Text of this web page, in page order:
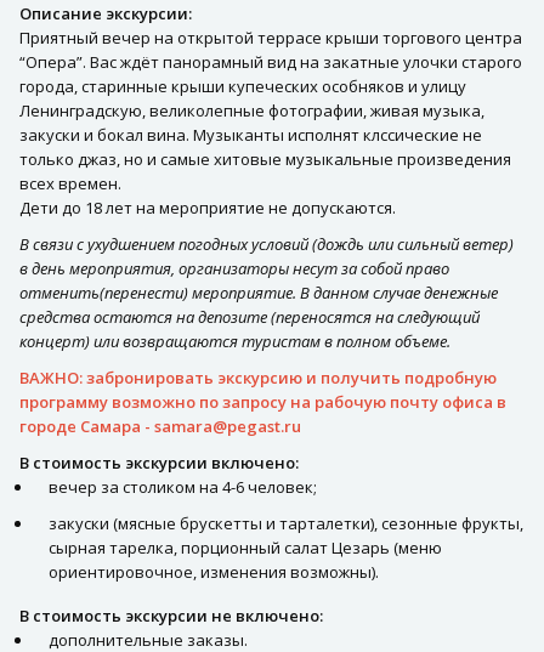
Описание экскурсии:
Приятный вечер на открытой террасе крыши торгового центра
“Опера”. Вас ждёт панорамный вид на закатные улочки старого
города, старинные крыши купеческих особняков и улицу
Ленинградскую, великолепные фотографии, живая музыка,
закуски и бокал вина. Музыканты исполнят клссические не
только джаз, но и самые хитовые музыкальные произведения
всех времен.
Дети до 18 лет на мероприятие не допускаются.
В связи с ухудшением погодных условий (дождь или сильный ветер)
в день мероприятия, организаторы несут за собой право
отменить(перенести) мероприятие. В данном случае денежные
средства остаются на депозите (переносятся на следующий
концерт) или возвращаются туристам в полном объеме.
ВАЖНО: забронировать экскурсию и получить подробную
программу возможно по запросу на рабочую почту офиса в
городе Самара - samara@pegast.ru
В стоимость экскурсии включено:
вечер за столиком на 4-6 человек;
закуски (мясные брускетты и тарталетки), сезонные фрукты,
сырная тарелка, порционный салат Цезарь (меню
ориентировочное, изменения возможны).
В стоимость экскурсии не включено:
дополнительные заказы.